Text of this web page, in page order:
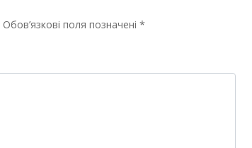
Обов’язкові поля позначені *